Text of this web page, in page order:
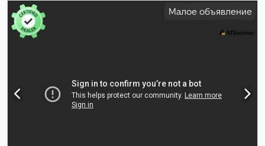
Малое объявление